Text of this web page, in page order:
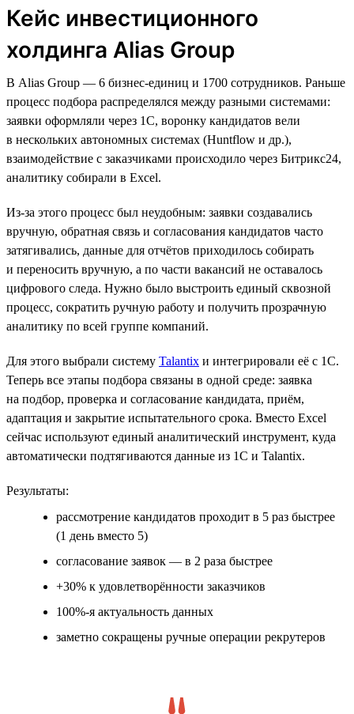
Кейс инвестиционного
холдинга Alias Group
В Alias Group — 6 бизнес-единиц и 1700 сотрудников. Раньше
процесс подбора распределялся между разными системами:
заявки оформляли через 1С, воронку кандидатов вели
в нескольких автономных системах (Huntflow и др.),
взаимодействие с заказчиками происходило через Битрикс24,
аналитику собирали в Excel.
Из-за этого процесс был неудобным: заявки создавались
вручную, обратная связь и согласования кандидатов часто
затягивались, данные для отчётов приходилось собирать
и переносить вручную, а по части вакансий не оставалось
цифрового следа. Нужно было выстроить единый сквозной
процесс, сократить ручную работу и получить прозрачную
аналитику по всей группе компаний.
Для этого выбрали систему Talantix и интегрировали её с 1С.
Теперь все этапы подбора связаны в одной среде: заявка
на подбор, проверка и согласование кандидата, приём,
адаптация и закрытие испытательного срока. Вместо Excel
сейчас используют единый аналитический инструмент, куда
автоматически подтягиваются данные из 1С и Talantix.
Результаты:
рассмотрение кандидатов проходит в 5 раз быстрее
(1 день вместо 5)
согласование заявок — в 2 раза быстрее
+30% к удовлетворённости заказчиков
100%-я актуальность данных
заметно сокращены ручные операции рекрутеров